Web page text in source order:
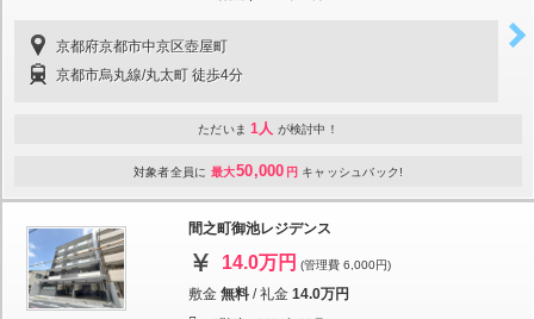
京都府京都市中京区壺屋町
京都市烏丸線/丸太町 徒歩4分
ただいま 1人 が検討中！
対象者全員に 最大50,000 円 キャッシュバック!
間之町御池レジデンス
14.0万円 (管理費 6,000円)
敷金 無料 /礼金 14.0万円